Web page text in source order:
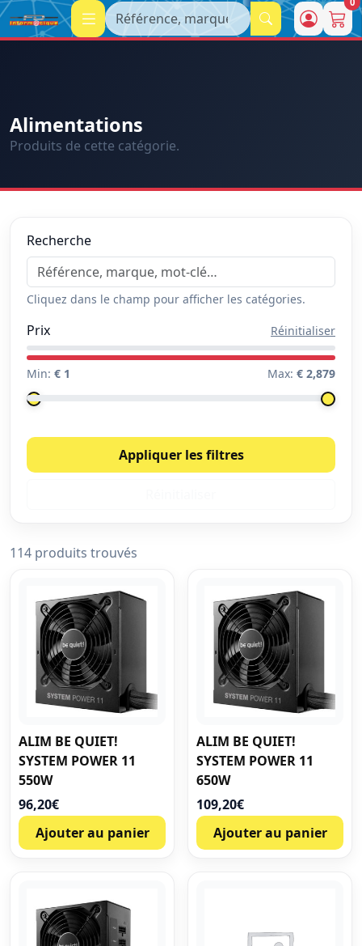
Recherche
Alimentations
Produits de cette catégorie.
Recherche
Cliquez dans le champ pour afficher les catégories.
Prix Réinitialiser
Min: € 1 Max: € 2,879
Appliquer les filtres
114 produits trouvés
ALIM BE QUIET!
SYSTEM POWER 11
550W
96,20€
Ajouter au panier
ALIM BE QUIET!
SYSTEM POWER 11
650W
109,20€
Ajouter au panier